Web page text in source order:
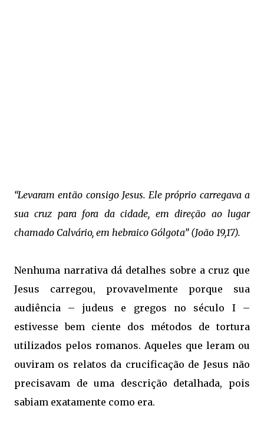
“Levaram então consigo Jesus. Ele próprio carregava a
sua cruz para fora da cidade, em direção ao lugar
chamado Calvário, em hebraico Gólgota” (João 19,17).
Nenhuma narrativa dá detalhes sobre a cruz que
Jesus carregou, provavelmente porque sua
audiência – judeus e gregos no século I –
estivesse bem ciente dos métodos de tortura
utilizados pelos romanos. Aqueles que leram ou
ouviram os relatos da crucificação de Jesus não
precisavam de uma descrição detalhada, pois
sabiam exatamente como era.